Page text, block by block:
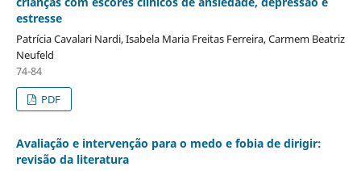
estresse
Patrícia Cavalari Nardi, Isabela Maria Freitas Ferreira, Carmem Beatriz
Neufeld
74-84
PDF
Avaliação e intervenção para o medo e fobia de dirigir:
revisão da literatura